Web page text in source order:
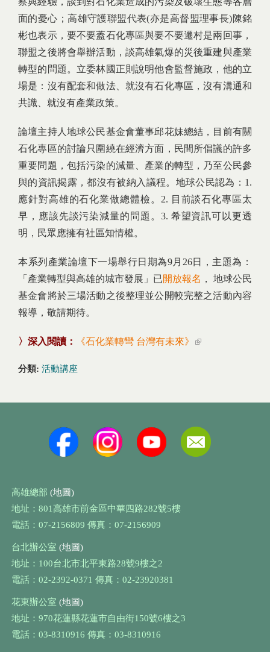
面的憂心；高雄守護聯盟代表(亦是高督盟理事長)陳銘
彬也表示，要不要蓋石化專區與要不要遷村是兩回事，
聯盟之後將會舉辦活動，談高雄氣爆的災後重建與產業
轉型的問題。立委林國正則說明他會監督施政，他的立
場是：沒有配套和做法、就沒有石化專區，沒有溝通和
共識、就沒有產業政策。
論壇主持人地球公民基金會董事邱花妹總結，目前有關
石化專區的討論只圍繞在經濟方面，民間所倡議的許多
重要問題，包括污染的減量、產業的轉型，乃至公民參
與的資訊揭露，都沒有被納入議程。地球公民認為：1.
應針對高雄的石化業做總體檢。2. 目前談石化專區太
早，應該先談污染減量的問題。3. 希望資訊可以更透
明，民眾應擁有社區知情權。
本系列產業論壇下一場舉行日期為9月26日，主題為：
「產業轉型與高雄的城市發展」已開放報名 ， 地球公民
基金會將於三場活動之後整理並公開較完整之活動內容
報導，敬請期待。
〉深入閱讀： 《石化業轉彎 台灣有未來》 (link is external)
分類: 活動講座
高雄總部 (地圖)
地址：801高雄市前金區中華四路282號5樓
電話：07-2156809 傳真：07-2156909
台北辦公室 (地圖)
地址：100台北市北平東路28號9樓之2
電話：02-2392-0371 傳真：02-23920381
花東辦公室 (地圖)
地址：970花蓮縣花蓮市自由街150號6樓之3
電話：03-8310916 傳真：03-8310916